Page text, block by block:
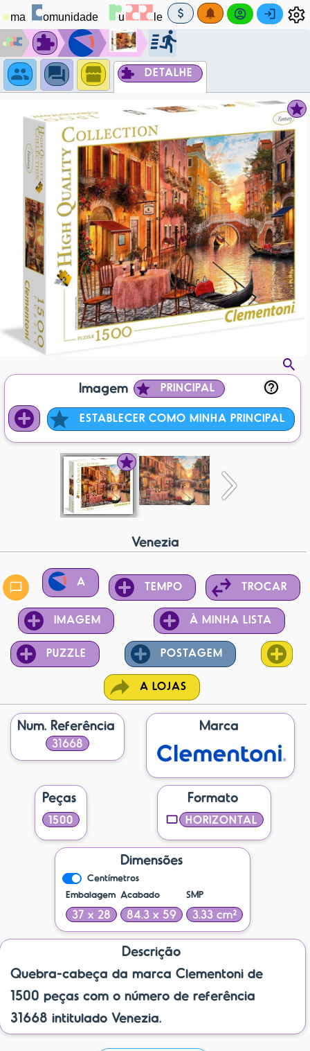
DETALHE
Imagem PRINCIPAL
ESTABLECER COMO MINHA PRINCIPAL
Venezia
A TEMPO TROCAR
IMAGEM À MINHA LISTA
PUZZLE POSTAGEM
A LOJAS
Num. Referência
31668
Marca
Peças
1500
Formato
HORIZONTAL
Dimensões
Centímetros
Embalagem
37 x 28
Acabado
84.3 x 59
SMP
3.33 cm²
Descrição
Quebra-cabeça da marca Clementoni de
1500 peças com o número de referência
31668 intitulado Venezia.